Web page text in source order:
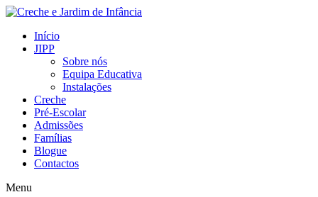
Início
JIPP
Sobre nós
Equipa Educativa
Instalações
Creche
Pré-Escolar
Admissões
Famílias
Blogue
Contactos
Menu